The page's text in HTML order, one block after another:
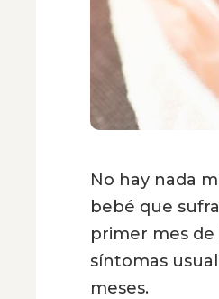
No hay nada
bebé que
primer mes de
síntomas
meses.